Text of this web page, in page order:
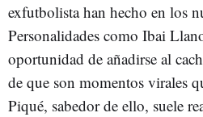
exfutbolista han hecho en los
Personalidades como Ibai
oportunidad de añadirse al
de que son momentos virales
Piqué, sabedor de ello, suele